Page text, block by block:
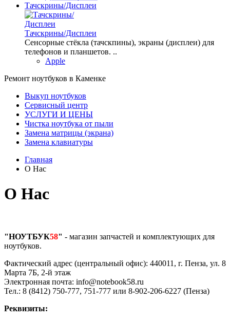
Тачскрины/Дисплеи
Тачскрины/Дисплеи
Сенсорные стёкла (тачскпины), экраны (дисплеи) для
телефонов и планшетов. ..
Apple
Ремонт ноутбуков в Каменке
Выкуп ноутбуков
Сервисный центр
УСЛУГИ И ЦЕНЫ
Чистка ноутбука от пыли
Замена матрицы (экрана)
Замена клавиатуры
Главная
О Нас
О Нас
"НОУТБУК58" - магазин запчастей и комплектующих для
ноутбуков.
Фактический адрес (центральный офис): 440011, г. Пенза, ул. 8
Марта 7Б, 2-й этаж
Электронная почта: info@notebook58.ru
Тел.: 8 (8412) 750-777, 751-777 или 8-902-206-6227 (Пенза)
Реквизиты: